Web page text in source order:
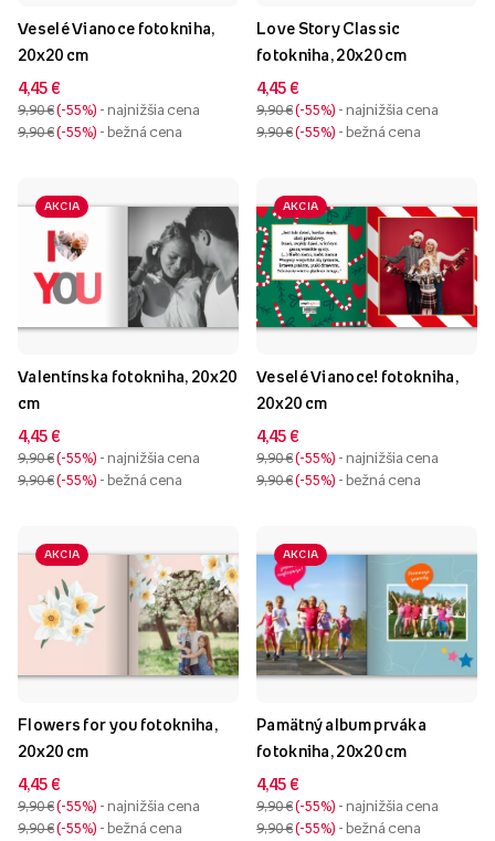
Veselé Vianoce fotokniha,
20x20 cm
4,45 €
9,90 € -55% - najnižšia cena
9,90 € -55% - bežná cena
Love Story Classic
fotokniha, 20x20 cm
4,45 €
9,90 € -55% - najnižšia cena
9,90 € -55% - bežná cena
AKCIA
Valentínska fotokniha, 20x20
cm
4,45 €
9,90 € -55% - najnižšia cena
9,90 € -55% - bežná cena
AKCIA
Veselé Vianoce! fotokniha,
20x20 cm
4,45 €
9,90 € -55% - najnižšia cena
9,90 € -55% - bežná cena
AKCIA
Flowers for you fotokniha,
20x20 cm
4,45 €
9,90 € -55% - najnižšia cena
9,90 € -55% - bežná cena
AKCIA
Pamätný album prváka
fotokniha, 20x20 cm
4,45 €
9,90 € -55% - najnižšia cena
9,90 € -55% - bežná cena